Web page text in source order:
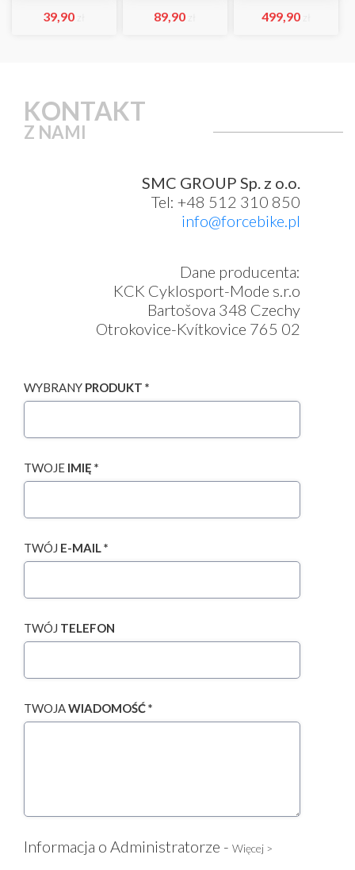
39,90 89,90 499,90
KONTAKT
Z NAMI
SMC GROUP Sp. z o.o.
Tel: +48 512 310 850
info@forcebike.pl
Dane producenta:
KCK Cyklosport-Mode s.r.o
Bartošova 348 Czechy
Otrokovice-Kvítkovice 765 02
WYBRANY PRODUKT *
TWOJE IMIĘ *
TWÓJ E-MAIL *
TWÓJ TELEFON
TWOJAWIADOMOŚĆ *
Informacja o Administratorze - Więcej >